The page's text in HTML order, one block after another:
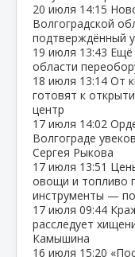
20 июля 14:15
Волгоградской
подтверждённый
19 июля 13:43 Ещё
области
18 июля 13:14 От
готовят к
центр
17 июля 14:02
Волгограде
Сергея Рыкова
17 июля 13:51
овощи и топливо
инструменты —
17 июля 09:44
расследует
Камышина
16 июля 15:20